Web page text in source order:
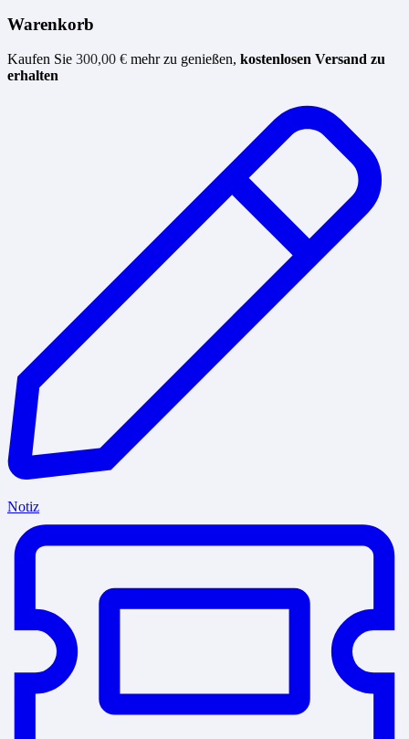
Warenkorb
Kaufen Sie 300,00 € mehr zu genießen, kostenlosen Versand zu
erhalten
Notiz